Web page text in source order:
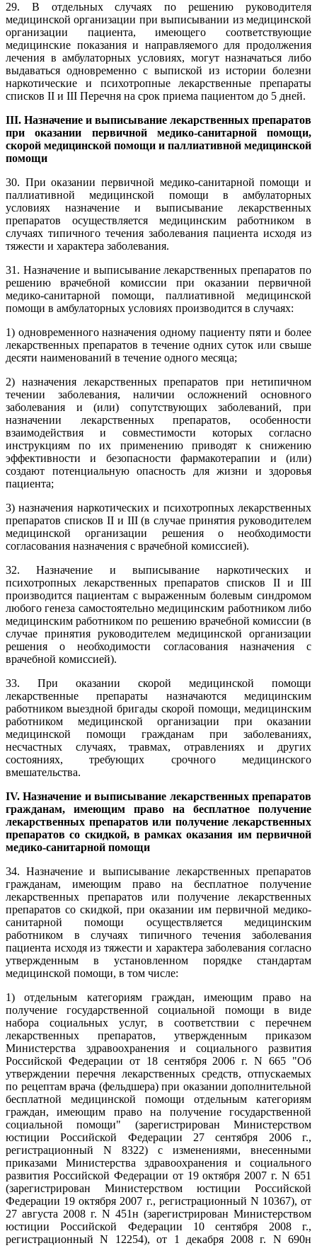
29. В отдельных случаях по решению руководителя
медицинской организации при выписывании из медицинской
организации пациента, имеющего соответствующие
медицинские показания и направляемого для продолжения
лечения в амбулаторных условиях, могут назначаться либо
выдаваться одновременно с выпиской из истории болезни
наркотические и психотропные лекарственные препараты
списков II и III Перечня на срок приема пациентом до 5 дней.
III. Назначение и выписывание лекарственных препаратов
при оказании первичной медико-санитарной помощи,
скорой медицинской помощи и паллиативной медицинской
помощи
30. При оказании первичной медико-санитарной помощи и
паллиативной медицинской помощи в амбулаторных
условиях назначение и выписывание лекарственных
препаратов осуществляется медицинским работником в
случаях типичного течения заболевания пациента исходя из
тяжести и характера заболевания.
31. Назначение и выписывание лекарственных препаратов по
решению врачебной комиссии при оказании первичной
медико-санитарной помощи, паллиативной медицинской
помощи в амбулаторных условиях производится в случаях:
1) одновременного назначения одному пациенту пяти и более
лекарственных препаратов в течение одних суток или свыше
десяти наименований в течение одного месяца;
2) назначения лекарственных препаратов при нетипичном
течении заболевания, наличии осложнений основного
заболевания и (или) сопутствующих заболеваний, при
назначении лекарственных препаратов, особенности
взаимодействия и совместимости которых согласно
инструкциям по их применению приводят к снижению
эффективности и безопасности фармакотерапии и (или)
создают потенциальную опасность для жизни и здоровья
пациента;
3) назначения наркотических и психотропных лекарственных
препаратов списков II и III (в случае принятия руководителем
медицинской организации решения о необходимости
согласования назначения с врачебной комиссией).
32. Назначение и выписывание наркотических и
психотропных лекарственных препаратов списков II и III
производится пациентам с выраженным болевым синдромом
любого генеза самостоятельно медицинским работником либо
медицинским работником по решению врачебной комиссии (в
случае принятия руководителем медицинской организации
решения о необходимости согласования назначения с
врачебной комиссией).
33. При оказании скорой медицинской помощи
лекарственные препараты назначаются медицинским
работником выездной бригады скорой помощи, медицинским
работником медицинской организации при оказании
медицинской помощи гражданам при заболеваниях,
несчастных случаях, травмах, отравлениях и других
состояниях, требующих срочного медицинского
вмешательства.
IV. Назначение и выписывание лекарственных препаратов
гражданам, имеющим право на бесплатное получение
лекарственных препаратов или получение лекарственных
препаратов со скидкой, в рамках оказания им первичной
медико-санитарной помощи
34. Назначение и выписывание лекарственных препаратов
гражданам, имеющим право на бесплатное получение
лекарственных препаратов или получение лекарственных
препаратов со скидкой, при оказании им первичной медико-
санитарной помощи осуществляется медицинским
работником в случаях типичного течения заболевания
пациента исходя из тяжести и характера заболевания согласно
утвержденным в установленном порядке стандартам
медицинской помощи, в том числе:
1) отдельным категориям граждан, имеющим право на
получение государственной социальной помощи в виде
набора социальных услуг, в соответствии с перечнем
лекарственных препаратов, утвержденным приказом
Министерства здравоохранения и социального развития
Российской Федерации от 18 сентября 2006 г. N 665 "Об
утверждении перечня лекарственных средств, отпускаемых
по рецептам врача (фельдшера) при оказании дополнительной
бесплатной медицинской помощи отдельным категориям
граждан, имеющим право на получение государственной
социальной помощи" (зарегистрирован Министерством
юстиции Российской Федерации 27 сентября 2006 г.,
регистрационный N 8322) с изменениями, внесенными
приказами Министерства здравоохранения и социального
развития Российской Федерации от 19 октября 2007 г. N 651
(зарегистрирован Министерством юстиции Российской
Федерации 19 октября 2007 г., регистрационный N 10367), от
27 августа 2008 г. N 451н (зарегистрирован Министерством
юстиции Российской Федерации 10 сентября 2008 г.,
регистрационный N 12254), от 1 декабря 2008 г. N 690н